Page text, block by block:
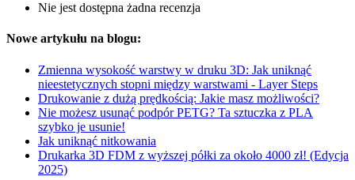
Nie jest dostępna żadna recenzja
Nowe artykułu na blogu:
Zmienna wysokość warstwy w druku 3D: Jak uniknąć
nieestetycznych stopni między warstwami - Layer Steps
Drukowanie z dużą prędkością: Jakie masz możliwości?
Nie możesz usunąć podpór PETG? Ta sztuczka z PLA
szybko je usunie!
Jak uniknąć nitkowania
Drukarka 3D FDM z wyższej półki za około 4000 zł! (Edycja
2025)